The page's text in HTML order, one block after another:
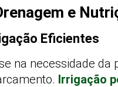
e
Eficientes
na necessidade da
Irrigação